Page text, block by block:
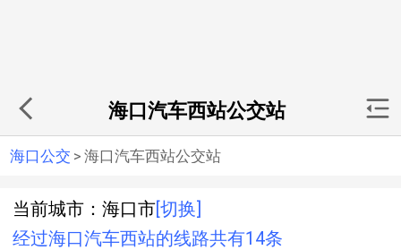
海口汽车西站公交站
海口公交 > 海口汽车西站公交站
当前城市：海口市 [切换]
经过海口汽车西站的线路共有14条